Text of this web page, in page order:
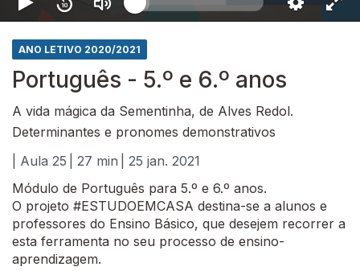
ANO LETIVO 2020/2021
Português - 5.º e 6.º anos
A vida mágica da Sementinha, de Alves Redol.
Determinantes e pronomes demonstrativos
| Aula 25
| 27 min
| 25 jan. 2021
Módulo de Português para 5.º e 6.º anos.
O projeto #ESTUDOEMCASA destina-se a alunos e
professores do Ensino Básico, que desejem recorrer a
esta ferramenta no seu processo de ensino-
aprendizagem.